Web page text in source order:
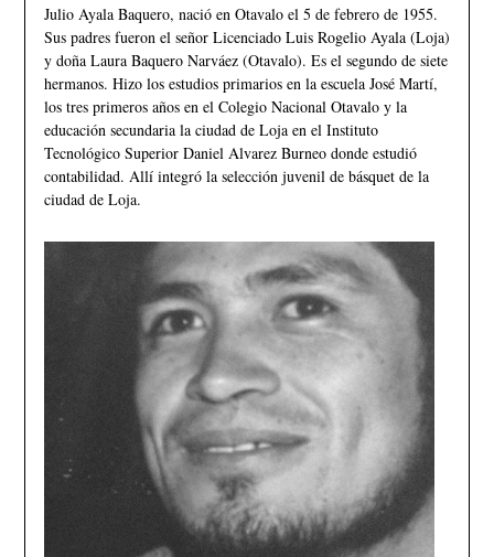
Julio Ayala Baquero, nació en Otavalo el 5 de febrero de 1955.
Sus padres fueron el señor Licenciado Luis Rogelio Ayala (Loja)
y doña Laura Baquero Narváez (Otavalo). Es el segundo de siete
hermanos. Hizo los estudios primarios en la escuela José Martí,
los tres primeros años en el Colegio Nacional Otavalo y la
educación secundaria la ciudad de Loja en el Instituto
Tecnológico Superior Daniel Alvarez Burneo donde estudió
contabilidad. Allí integró la selección juvenil de básquet de la
ciudad de Loja.